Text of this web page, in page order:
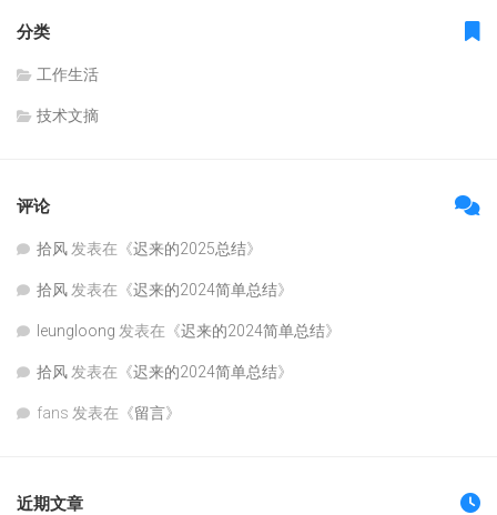
分类
工作生活
技术文摘
评论
拾风 发表在《迟来的2025总结》
拾风 发表在《迟来的2024简单总结》
leungloong 发表在《迟来的2024简单总结》
拾风 发表在《迟来的2024简单总结》
fans 发表在《留言》
近期文章